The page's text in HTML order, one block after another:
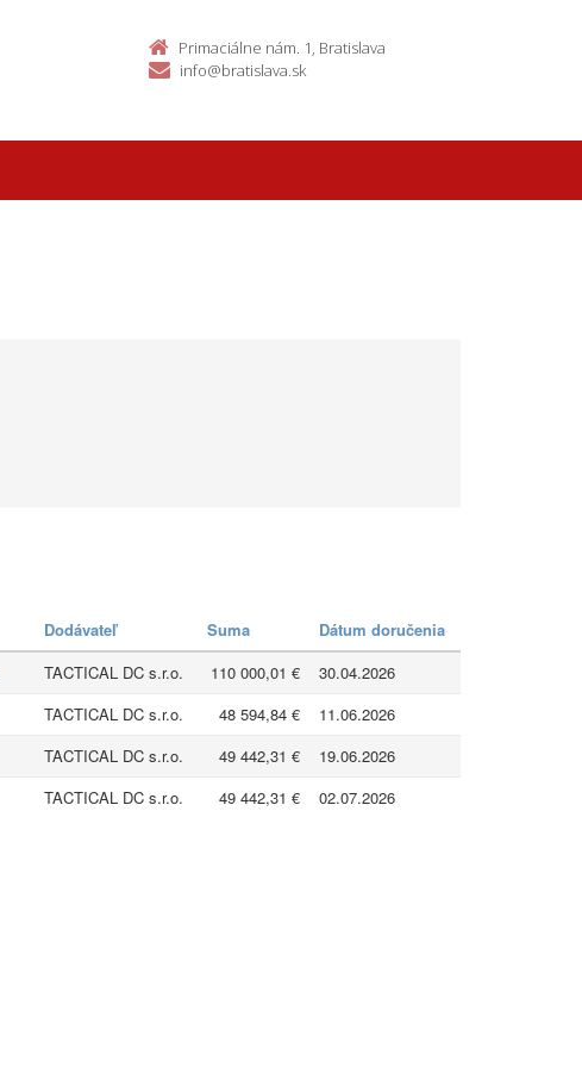
Primaciálne nám. 1, Bratislava
info@bratislava.sk
Dodávateľ Suma
Dátum doručenia
TACTICAL DC s.r.o. 110 000,01 €
30.04.2026
TACTICAL DC s.r.o. 48 594,84 €
11.06.2026
TACTICAL DC s.r.o. 49 442,31 €
19.06.2026
TACTICAL DC s.r.o. 49 442,31 € 02.07.2026